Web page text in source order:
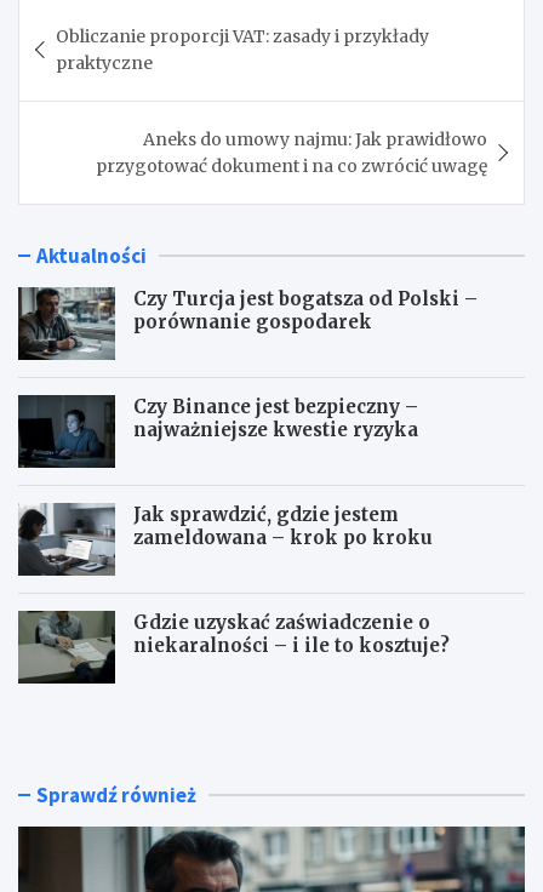
wpisu
Obliczanie proporcji VAT: zasady i przykłady
praktyczne
Aneks do umowy najmu: Jak prawidłowo
przygotować dokument i na co zwrócić uwagę
Aktualności
Czy Turcja jest bogatsza od Polski –
porównanie gospodarek
Czy Binance jest bezpieczny –
najważniejsze kwestie ryzyka
Jak sprawdzić, gdzie jestem
zameldowana – krok po kroku
Gdzie uzyskać zaświadczenie o
niekaralności – i ile to kosztuje?
C
r
a
C
n
c
Sprawdź również